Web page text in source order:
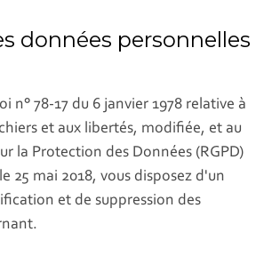
données personnelles
n° 78-17 du 6 janvier 1978 relative à
et aux libertés, modifiée, et au
la Protection des Données (RGPD)
25 mai 2018, vous disposez d'un
et de suppression des